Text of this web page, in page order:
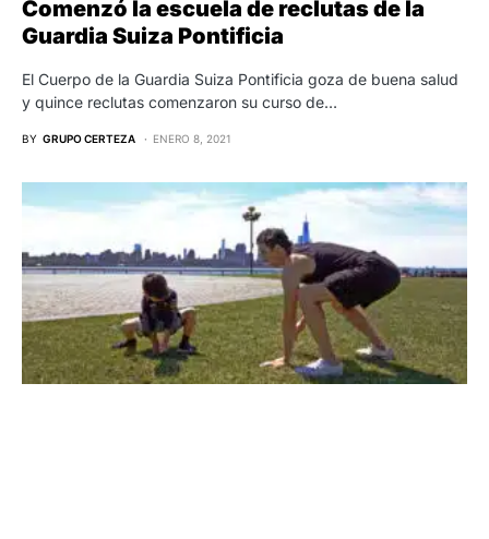
Comenzó la escuela de reclutas de la
Guardia Suiza Pontificia
El Cuerpo de la Guardia Suiza Pontificia goza de buena salud
y quince reclutas comenzaron su curso de…
BY GRUPO CERTEZA ENERO 8, 2021